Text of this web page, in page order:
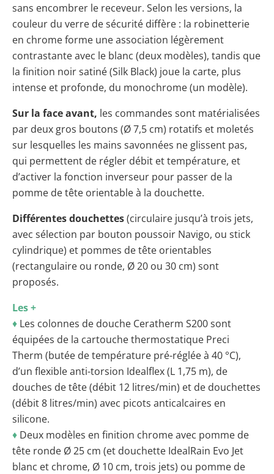
sans encombrer le receveur. Selon les versions, la
couleur du verre de sécurité diffère : la robinetterie
en chrome forme une association légèrement
contrastante avec le blanc (deux modèles), tandis que
la finition noir satiné (Silk Black) joue la carte, plus
intense et profonde, du monochrome (un modèle).
Sur la face avant, les commandes sont matérialisées
par deux gros boutons (Ø 7,5 cm) rotatifs et moletés
sur lesquelles les mains savonnées ne glissent pas,
qui permettent de régler débit et température, et
d’activer la fonction inverseur pour passer de la
pomme de tête orientable à la douchette.
Différentes douchettes(circulaire jusqu’à trois jets,
avec sélection par bouton poussoir Navigo, ou stick
cylindrique) et pommes de tête orientables
(rectangulaire ou ronde, Ø 20 ou 30 cm) sont
proposés.
Les +
♦ Les colonnes de douche Ceratherm S200 sont
équipées de la cartouche thermostatique Preci
Therm (butée de température pré-réglée à 40 °C),
d’un flexible anti-torsion Idealflex (L 1,75 m), de
douches de tête (débit 12 litres/min) et de douchettes
(débit 8 litres/min) avec picots anticalcaires en
silicone.
♦ Deux modèles en finition chrome avec pomme de
tête ronde Ø 25 cm (et douchette IdealRain Evo Jet
blanc et chrome, Ø 10 cm, trois jets) ou pomme de